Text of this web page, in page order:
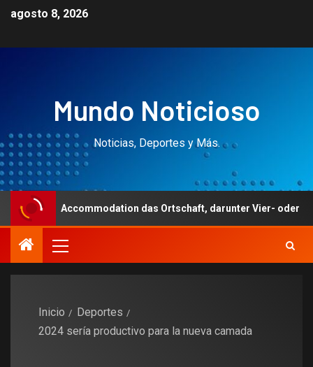
agosto 8, 2026
Mundo Noticioso
Noticias, Deportes y Más.
das Ortschaft, darunter Vier- oder
Inicio
Deportes
2024 sería productivo para la nueva camada